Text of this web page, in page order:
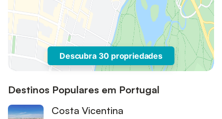
Descubra 30 propriedades
Destinos Populares em Portugal
Costa Vicentina